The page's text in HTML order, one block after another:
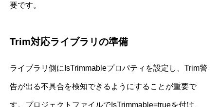
要です。
Trim対応ライブラリの準備
ライブラリ側にIsTrimmableプロパティを設定し、Trim警
告が出る不具合を検知できるようにすることが重要で
す。プロジェクトファイルでIsTrimmable=trueを付け、